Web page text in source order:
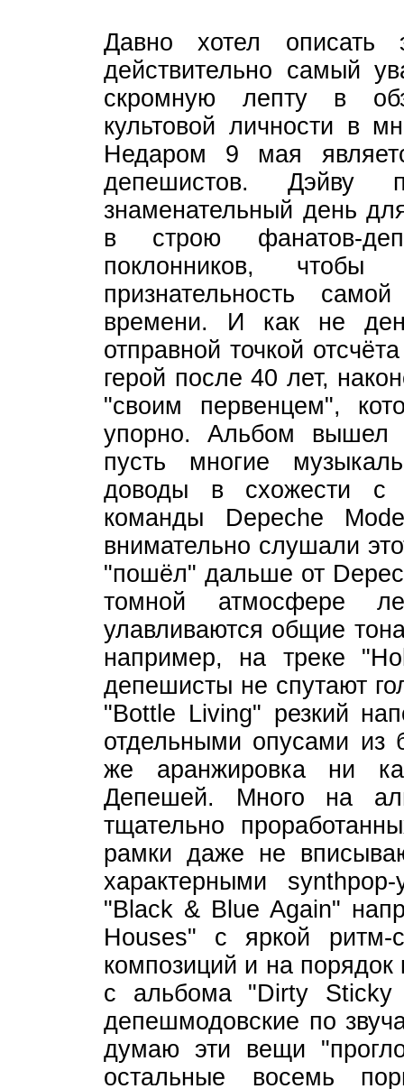
Давно хотел
действительно самый
скромную лепту в
культовой личности в
Недаром 9 мая
депешистов. Дэйву
знаменательный день
в строю фанатов-
поклонников,
признательность
времени. И как не
отправной точкой
герой после 40 лет,
"своим первенцем",
упорно. Альбом вышел
пусть многие
доводы в схожести с
команды Depeche
внимательно слушали
"пошёл" дальше от
томной атмосфере
улавливаются общие
например, на треке
депешисты не спутают
"Bottle Living" резкий
отдельными опусами из
же аранжировка ни
Депешей. Много на
тщательно
рамки даже не
характерными
"Black & Blue Again"
Houses" с яркой ритм-
композиций и на порядок
с альбома "Dirty
депешмодовские по
думаю эти вещи
остальные восемь